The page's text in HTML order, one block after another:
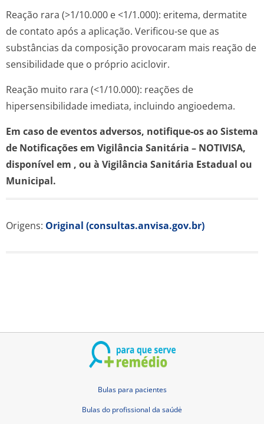
Reação rara (>1/10.000 e <1/1.000): eritema, dermatite
de contato após a aplicação. Verificou-se que as
substâncias da composição provocaram mais reação de
sensibilidade que o próprio aciclovir.
Reação muito rara (<1/10.000): reações de
hipersensibilidade imediata, incluindo angioedema.
Em caso de eventos adversos, notifique-os ao Sistema
de Notificações em Vigilância Sanitária – NOTIVISA,
disponível em , ou à Vigilância Sanitária Estadual ou
Municipal.
Origens: Original (consultas.anvisa.gov.br)
Bulas para pacientes
Bulas do profissional da saúdė